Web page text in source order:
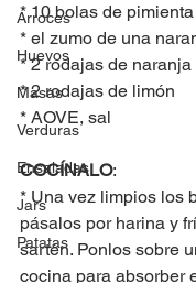
Arroces
Huevos
Masas
Verduras
Ensaladas
Jars
Patatas
* 10 bolas de
* el zumo de una
* 2 rodajas de naranja
* 2 rodajas de limón
* AOVE, sal
COCÍNALO:
* Una vez limpios los
pásalos por harina y
sartén. Ponlos sobre
cocina para absorber